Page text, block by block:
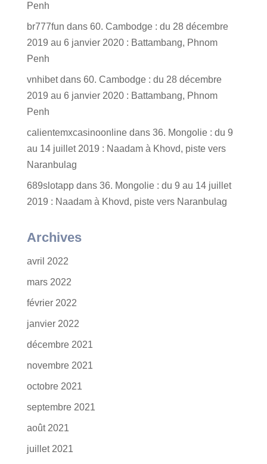
Penh
br777fun dans 60. Cambodge : du 28 décembre
2019 au 6 janvier 2020 : Battambang, Phnom
Penh
vnhibetdans 60. Cambodge : du 28 décembre
2019 au 6 janvier 2020 : Battambang, Phnom
Penh
calientemxcasinoonlinedans 36. Mongolie : du 9
au 14 juillet 2019 : Naadam à Khovd, piste vers
Naranbulag
689slotappdans 36. Mongolie : du 9 au 14 juillet
2019 : Naadam à Khovd, piste vers Naranbulag
Archives
avril 2022
mars 2022
février 2022
janvier 2022
décembre 2021
novembre 2021
octobre 2021
septembre 2021
août 2021
juillet 2021